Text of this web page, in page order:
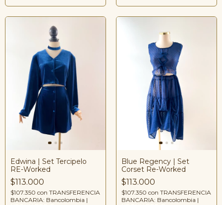
Edwina | Set Tercipelo
RE-Worked
$113.000
$107.350 con TRANSFERENCIA
BANCARIA: Bancolombia |
Blue Regency | Set
Corset Re-Worked
$113.000
$107.350 con TRANSFERENCIA
BANCARIA: Bancolombia |